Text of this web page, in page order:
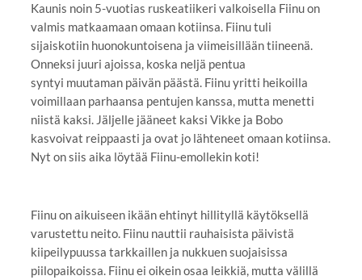
Kaunis noin 5-vuotias ruskeatiikeri valkoisella Fiinu on
valmis matkaamaan omaan kotiinsa. Fiinu tuli
sijaiskotiin huonokuntoisena ja viimeisillään tiineenä.
Onneksi juuri ajoissa, koska neljä pentua
syntyi muutaman päivän päästä. Fiinu yritti heikoilla
voimillaan parhaansa pentujen kanssa, mutta menetti
niistä kaksi. Jäljelle jääneet kaksi Vikke ja Bobo
kasvoivat reippaasti ja ovat jo lähteneet omaan kotiinsa.
Nyt on siis aika löytää Fiinu-emollekin koti!
Fiinu on aikuiseen ikään ehtinyt hillityllä käytöksellä
varustettu neito. Fiinu nauttii rauhaisista päivistä
kiipeilypuussa tarkkaillen ja nukkuen suojaisissa
piilopaikoissa. Fiinu ei oikein osaa leikkiä, mutta välillä